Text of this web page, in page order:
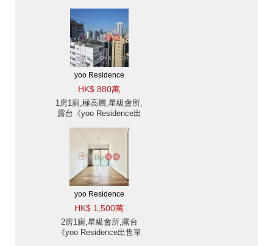
yoo Residence
HK$ 880萬
1房1廁,極高層,星級會所,
露台《yoo Residence出
yoo Residence
HK$ 1,500萬
2房1廁,星級會所,露台
《yoo Residence出售單